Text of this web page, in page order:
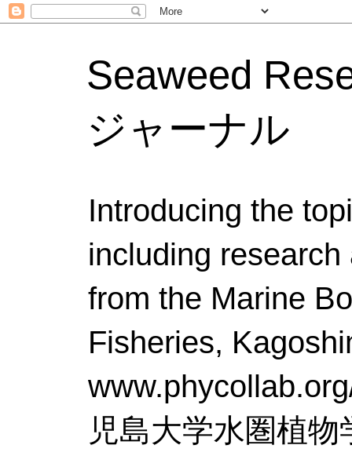
Seaweed
ジャーナル
Introducing the
including
from the Marine
Fisheries,
児島大学水圏植